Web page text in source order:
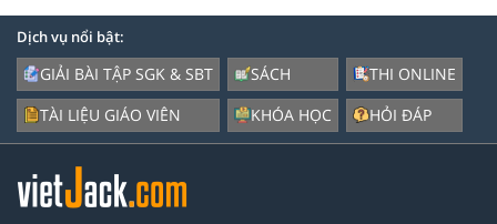
Dịch vụ nổi bật:
GIẢI BÀI TẬP SGK & SBT
TÀI LIỆU GIÁO VIÊN
SÁCH
KHÓA HỌC
THI ONLINE
HỎI ĐÁP